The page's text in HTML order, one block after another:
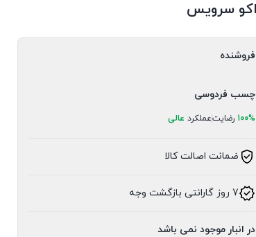
فروشنده
چسب فردوسی
100% رضایتعملکرد عالی
ضمانت اصالت کالا
7 روز گارانتی بازگشت وجه
در انبار موجود نمی باشد